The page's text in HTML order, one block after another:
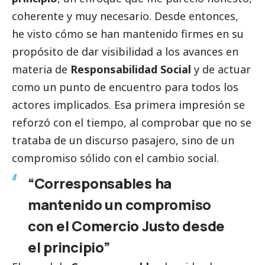
coherente y muy necesario. Desde entonces,
he visto cómo se han mantenido firmes en su
propósito de dar visibilidad a los avances en
materia de Responsabilidad Social y de actuar
como un punto de encuentro para todos los
actores implicados. Esa primera impresión se
reforzó con el tiempo, al comprobar que no se
trataba de un discurso pasajero, sino de un
compromiso sólido con el cambio social.
“Corresponsables ha
mantenido un compromiso
con el Comercio Justo desde
el principio”